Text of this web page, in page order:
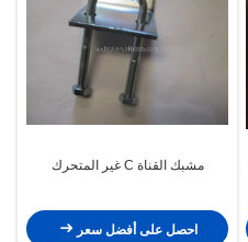
مشبك القناة C غير المتحرك
احصل على أفضل سعر